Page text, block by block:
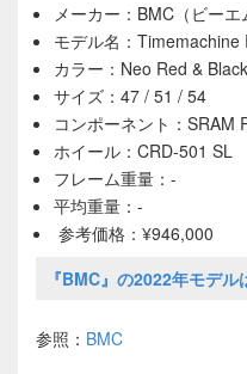
メーカー：BMC（ビーエ
モデル名：Timemachine
カラー：Neo Red & Black
サイズ：47 / 51 / 54
コンポーネント：SRAM
ホイール：CRD-501 SL
フレーム重量：-
平均重量：-
参考価格：¥946,000
『BMC』の2022年モデル
参照： BMC